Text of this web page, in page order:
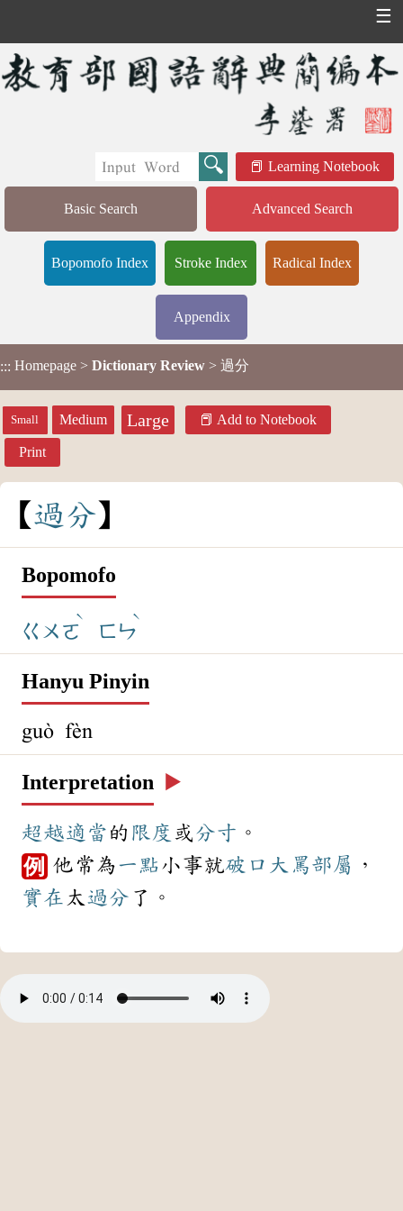
☰
Learning Notebook
Basic Search Advanced Search
Bopomofo Index Stroke Index Radical Index
Appendix
::: Homepage > Dictionary Review > 過分
Small Medium Large Add to Notebook
Print
過分
Bopomofo
ㄍㄨㄛ
ˋ
ㄈㄣ
ˋ
Hanyu Pinyin
guò fèn
Interpretation ▶️
超越適當 的 限度 或分寸 。
例 他常為一點小事就破口大罵部屬
，
實在 太 過分 了。